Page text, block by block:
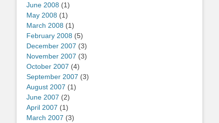
June 2008 (1)
May 2008 (1)
March 2008 (1)
February 2008 (5)
December 2007 (3)
November 2007 (3)
October 2007 (4)
September 2007 (3)
August 2007 (1)
June 2007 (2)
April 2007 (1)
March 2007 (3)